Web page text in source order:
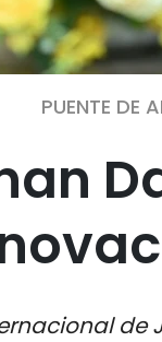
PUENTE DE